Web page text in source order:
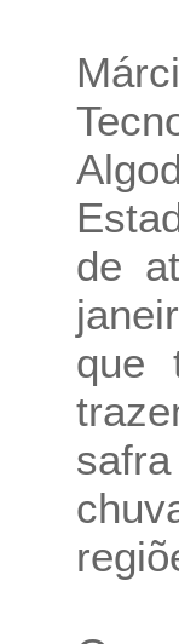
de
que